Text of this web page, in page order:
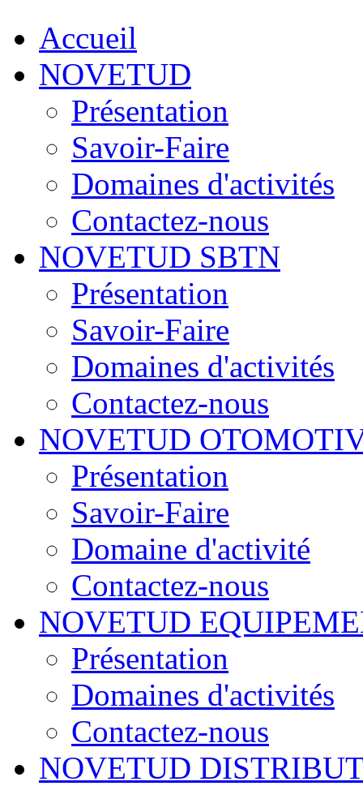
Accueil
NOVETUD
Présentation
Savoir-Faire
Domaines d'activités
Contactez-nous
NOVETUD SBTN
Présentation
Savoir-Faire
Domaines d'activités
Contactez-nous
NOVETUD
Présentation
Savoir-Faire
Domaine d'activité
Contactez-nous
NOVETUD
Présentation
Domaines d'activités
Contactez-nous
NOVETUD